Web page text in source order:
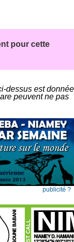
pour cette
dessus est donnée
peuvent ne pas
publicité ?